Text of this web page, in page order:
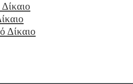
Δίκαιο